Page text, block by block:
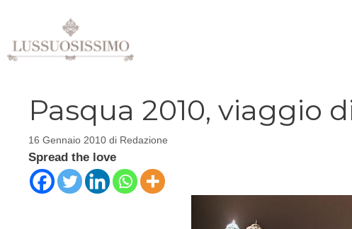
contenuto
Pasqua 2010, viaggio
16 Gennaio 2010 di Redazione
Spread the love